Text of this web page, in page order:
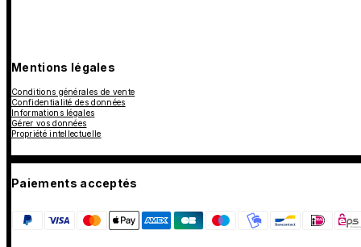
Mentions légales
Conditions générales de vente
Confidentialité des données
Informations légales
Gérer vos données
Propriété intellectuelle
Paiements acceptés